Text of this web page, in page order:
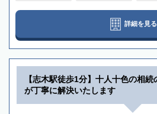
詳細を見る
【志木駅徒歩1分】十人十色の相
が丁寧に解決いたします